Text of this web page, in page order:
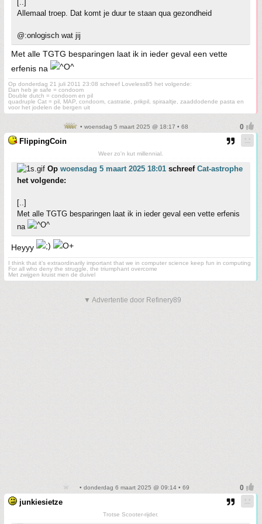
Allemaal troep. Dat komt je duur te staan qua gezondheid
@:onlogisch wat jij
Met alle TGTG besparingen laat ik in ieder geval een vette
erfenis na
Op donderdag 21 juli 2011 23:08 schreef Loveless85 het volgende:
Dan heb je safe = condoom
Double dutch = condoom en pil
quadruple Cat = pil, MAP, condoom, castratie, prikpil, spiraaltje, zaaddodende pasta en
voor het jodelen de bergen uit
• woensdag 5 maart 2025 @ 18:17 • 68
FlippingCoin
Weer zo'n kut millennial.
Op woensdag 5 maart 2025 18:01 schreef Cat-astrophe
het volgende:
[..]
Met alle TGTG besparingen laat ik in ieder geval een vette erfenis
na
Heyyy
I think that it’s extraordinarily important that we in computer science keep fun in computing
For all who deny the struggle, the triumphant overcome
Met zwijgen kruist men de duivel
▼ Advertentie door Refinery89
• donderdag 6 maart 2025 @ 09:14 • 69
junkiesietze
Trotse Scooter-rijder.